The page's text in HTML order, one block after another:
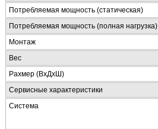
Потребляемая мощность (статическая)
Потребляемая мощность (полная нагрузка)
Монтаж
Вес
Рахмер (ВxДxШ)
Сервисные характеристики
Система